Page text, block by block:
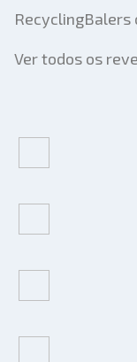
RecyclingBalers
Ver todos os